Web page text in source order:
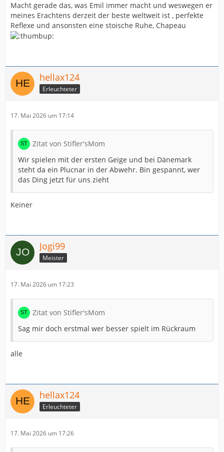
Macht gerade das, was Emil immer macht und weswegen er
meines Erachtens derzeit der beste weltweit ist , perfekte
Reflexe und ansonsten eine stoische Ruhe, Chapeau
hellax124
Erleuchteter
17. Mai 2026 um 17:14
Zitat von Stifler'sMom
Wir spielen mit der ersten Geige und bei Dänemark
steht da ein Plucnar in der Abwehr. Bin gespannt, wer
das Ding jetzt für uns zieht
Keiner
Jogi99
Meister
17. Mai 2026 um 17:23
Zitat von Stifler'sMom
Sag mir doch erstmal wer besser spielt im Rückraum
alle
hellax124
Erleuchteter
17. Mai 2026 um 17:26